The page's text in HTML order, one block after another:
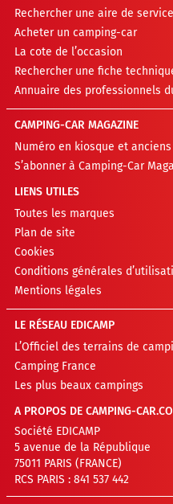
Rechercher une aire de
Acheter un camping-car
La cote de l’occasion
Rechercher une fiche
Annuaire des professionnels
CAMPING-CAR MAGAZINE
Numéro en kiosque et
S’abonner à Camping-Car
LIENS UTILES
Toutes les marques
Plan de site
Cookies
Conditions générales
Mentions légales
LE RÉSEAU EDICAMP
L’Officiel des terrains de
Camping France
Les plus beaux campings
A PROPOS DE CAMPING-
Société EDICAMP
5 avenue de la République
75011 PARIS (FRANCE)
RCS PARIS : 841 537 442